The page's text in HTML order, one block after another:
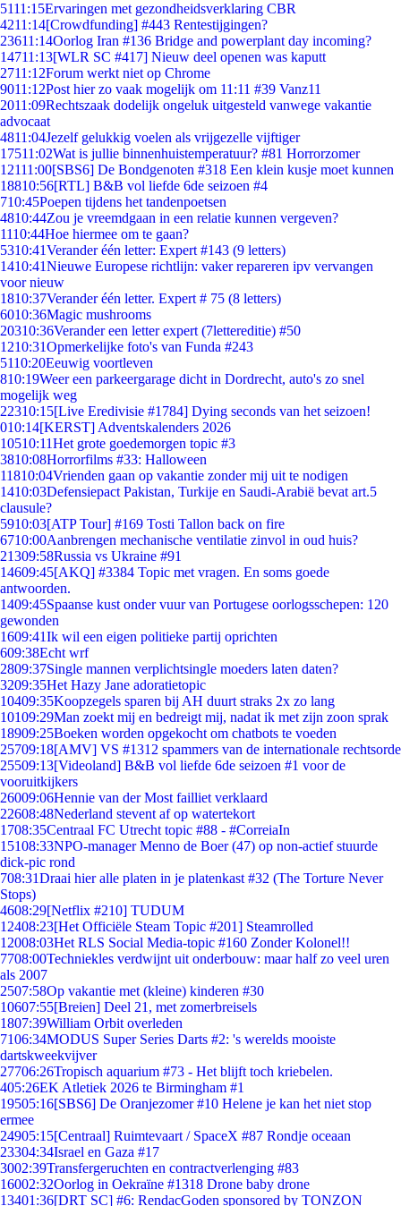
5111:15Ervaringen met gezondheidsverklaring CBR
4211:14[Crowdfunding] #443 Rentestijgingen?
23611:14Oorlog Iran #136 Bridge and powerplant day incoming?
14711:13[WLR SC #417] Nieuw deel openen was kaputt
2711:12Forum werkt niet op Chrome
9011:12Post hier zo vaak mogelijk om 11:11 #39 Vanz11
2011:09Rechtszaak dodelijk ongeluk uitgesteld vanwege vakantie
advocaat
4811:04Jezelf gelukkig voelen als vrijgezelle vijftiger
17511:02Wat is jullie binnenhuistemperatuur? #81 Horrorzomer
12111:00[SBS6] De Bondgenoten #318 Een klein kusje moet kunnen
18810:56[RTL] B&B vol liefde 6de seizoen #4
710:45Poepen tijdens het tandenpoetsen
4810:44Zou je vreemdgaan in een relatie kunnen vergeven?
1110:44Hoe hiermee om te gaan?
5310:41Verander één letter: Expert #143 (9 letters)
1410:41Nieuwe Europese richtlijn: vaker repareren ipv vervangen
voor nieuw
1810:37Verander één letter. Expert # 75 (8 letters)
6010:36Magic mushrooms
20310:36Verander een letter expert (7lettereditie) #50
1210:31Opmerkelijke foto's van Funda #243
5110:20Eeuwig voortleven
810:19Weer een parkeergarage dicht in Dordrecht, auto's zo snel
mogelijk weg
22310:15[Live Eredivisie #1784] Dying seconds van het seizoen!
010:14[KERST] Adventskalenders 2026
10510:11Het grote goedemorgen topic #3
3810:08Horrorfilms #33: Halloween
11810:04Vrienden gaan op vakantie zonder mij uit te nodigen
1410:03Defensiepact Pakistan, Turkije en Saudi-Arabië bevat art.5
clausule?
5910:03[ATP Tour] #169 Tosti Tallon back on fire
6710:00Aanbrengen mechanische ventilatie zinvol in oud huis?
21309:58Russia vs Ukraine #91
14609:45[AKQ] #3384 Topic met vragen. En soms goede
antwoorden.
1409:45Spaanse kust onder vuur van Portugese oorlogsschepen: 120
gewonden
1609:41Ik wil een eigen politieke partij oprichten
609:38Echt wrf
2809:37Single mannen verplichtsingle moeders laten daten?
3209:35Het Hazy Jane adoratietopic
10409:35Koopzegels sparen bij AH duurt straks 2x zo lang
10109:29Man zoekt mij en bedreigt mij, nadat ik met zijn zoon sprak
18909:25Boeken worden opgekocht om chatbots te voeden
25709:18[AMV] VS #1312 spammers van de internationale rechtsorde
25509:13[Videoland] B&B vol liefde 6de seizoen #1 voor de
vooruitkijkers
26009:06Hennie van der Most failliet verklaard
22608:48Nederland stevent af op watertekort
1708:35Centraal FC Utrecht topic #88 - #CorreiaIn
15108:33NPO-manager Menno de Boer (47) op non-actief stuurde
dick-pic rond
708:31Draai hier alle platen in je platenkast #32 (The Torture Never
Stops)
4608:29[Netflix #210] TUDUM
12408:23[Het Officiële Steam Topic #201] Steamrolled
12008:03Het RLS Social Media-topic #160 Zonder Kolonel!!
7708:00Techniekles verdwijnt uit onderbouw: maar half zo veel uren
als 2007
2507:58Op vakantie met (kleine) kinderen #30
10607:55[Breien] Deel 21, met zomerbreisels
1807:39William Orbit overleden
7106:34MODUS Super Series Darts #2: 's werelds mooiste
dartskweekvijver
27706:26Tropisch aquarium #73 - Het blijft toch kriebelen.
405:26EK Atletiek 2026 te Birmingham #1
19505:16[SBS6] De Oranjezomer #10 Helene je kan het niet stop
ermee
24905:15[Centraal] Ruimtevaart / SpaceX #87 Rondje oceaan
23304:34Israel en Gaza #17
3002:39Transfergeruchten en contractverlenging #83
16002:32Oorlog in Oekraïne #1318 Drone baby drone
13401:36[DRT SC] #6: RendacGoden sponsored by TONZON